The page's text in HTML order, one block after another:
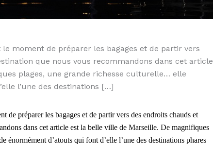
le moment de préparer les bagages et de partir vers
que nous vous recommandons dans cet article
plages, une grande richesse culturelle… elle
l’une des destinations […]
de préparer les bagages et de partir vers des endroits chauds et
dans cet article est la belle ville de Marseille. De magnifiques
énormément d’atouts qui font d’elle l’une des destinations phares